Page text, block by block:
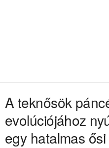
A teknősök
evolúciójához
egy hatalmas